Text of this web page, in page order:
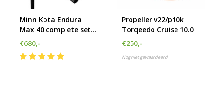
Minn Kota Endura
Max 40 complete set
met accu
€680,-
Propeller v22/p10k
Torqeedo Cruise 10.0
€250,-
Nog niet gewaardeerd